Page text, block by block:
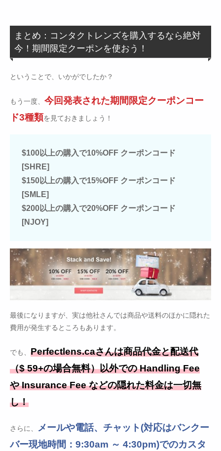
まとめ：コンタクトレンズを購入するなら絶対
今！期間限定クーポンを使おう！
ということで、いかがでしたか？
もう一度、 今回発表された期間限定クーポンコー
ド3種類を見ておきましょう！
$100以上の購入で10%OFF クーポンコード
[SHRE]
$150以上の購入で15%OFF クーポンコード
[SMLE]
$200以上の購入で20%OFF クーポンコード
[NJOY]
最後になりますが、実は他社さんでは商品や送料のほかに隠れた
費用が発生するところもあります。
でも、 Perfectlens.caさんは商品代金と配送代
（$ 59+の場合無料）以外での Handling Fee
や Insurance Fee などの隠れた料金は一切無
し！
さらに、
メールや電話、チャット(対応はバンクー
バー現地時間：9:30am ～ 4:30pm)でのカスタ